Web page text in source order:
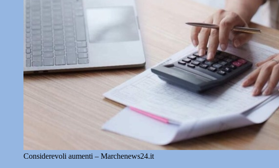
Considerevoli aumenti – Marchenews24.it